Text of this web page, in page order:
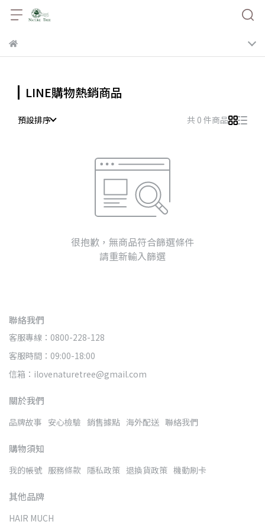
LINE購物熱銷商品
預設排序 共 0 件商品
很抱歉，無商品符合篩選條件
請重新輸入篩選
聯絡我們
客服專線：0800-228-128
客服時間：09:00-18:00
信箱：ilovenaturetree@gmail.com
關於我們
品牌故事 安心檢驗 銷售據點 海外配送 聯絡我們
購物須知
我的帳號 服務條款 隱私政策 退換貨政策 機動刷卡
其他品牌
HAIR MUCH